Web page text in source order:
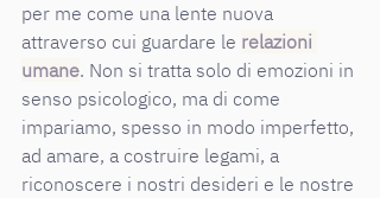
per me come una lente nuova
attraverso cui guardare le relazioni
umane. Non si tratta solo di emozioni in
senso psicologico, ma di come
impariamo, spesso in modo imperfetto,
ad amare, a costruire legami, a
riconoscere i nostri desideri e le nostre